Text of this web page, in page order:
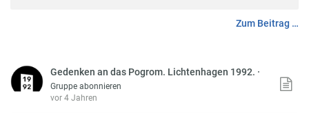
Zum Beitrag …
Gedenken an das Pogrom. Lichtenhagen 1992. ·
Gruppe abonnieren
vor 4 Jahren